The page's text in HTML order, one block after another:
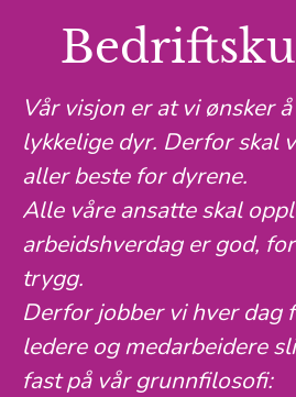
Vår visjon er at vi ønsker
lykkelige dyr. Derfor skal
aller beste for dyrene.
Alle våre ansatte skal
arbeidshverdag er god,
trygg.
Derfor jobber vi hver dag
ledere og medarbeidere
fast på vår grunnfilosofi: